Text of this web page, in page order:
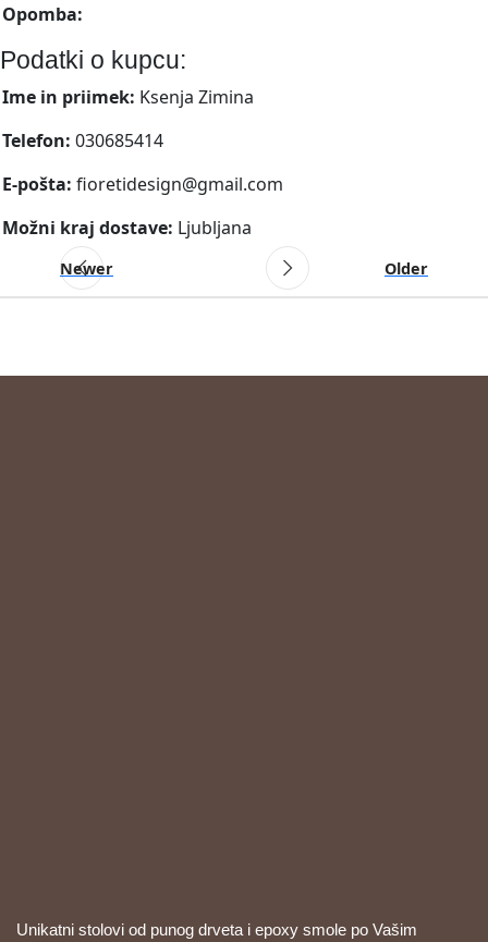
Opomba:
Podatki o kupcu:
Ime in priimek: Ksenja Zimina
Telefon: 030685414
E-pošta: fioretidesign@gmail.com
Možni kraj dostave: Ljubljana
Newer Older
Unikatni stolovi od punog drveta i epoxy smole po Vašim